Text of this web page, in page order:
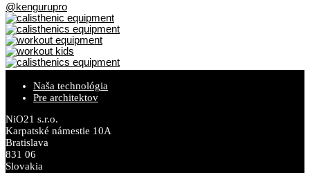
@kengurupro
Naša technológia
Pre architektov
NiO21 s.r.o.
Karpatské námestie 10A
Bratislava
831 06
Slovakia